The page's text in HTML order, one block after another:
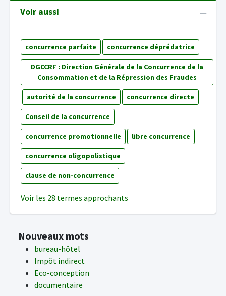
Voir aussi
concurrence parfaite concurrence déprédatrice
DGCCRF : Direction Générale de la Concurrence de la
Consommation et de la Répression des Fraudes
autorité de la concurrence concurrence directe
Conseil de la concurrence
concurrence promotionnelle libre concurrence
concurrence oligopolistique
clause de non-concurrence
Voir les 28 termes approchants
Nouveaux mots
bureau-hôtel
Impôt indirect
Eco-conception
documentaire